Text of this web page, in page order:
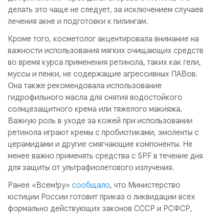
делать это чаще не следует, за исключением случаев
лечения акне и подготовки к пилингам.
Кроме того, косметолог акцентировала внимание на
важности использования мягких очищающих средств
во время курса применения ретинола, таких как гели,
муссы и пенки, не содержащие агрессивных ПАВов.
Она также рекомендовала использование
гидрофильного масла для снятия водостойкого
солнцезащитного крема или тяжелого макияжа.
Важную роль в уходе за кожей при использовании
ретинола играют кремы с пробиотиками, эмоленты с
церамидами и другие смягчающие компоненты. Не
менее важно применять средства с SPF в течение дня
для защиты от ультрафиолетового излучения.
Ранее «Всем!ру» сообщало, что Министерство
юстиции России готовит приказ о ликвидации всех
формально действующих законов СССР и РСФСР,